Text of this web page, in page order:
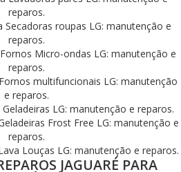
reparos.
Secadoras roupas LG: manutenção e
reparos.
Micro-ondas LG: manutenção e
reparos.
multifuncionais LG: manutenção
e reparos.
Geladeiras LG: manutenção e reparos.
Frost Free LG: manutenção e
reparos.
Louças LG: manutenção e reparos.
JAGUARÉ PARA